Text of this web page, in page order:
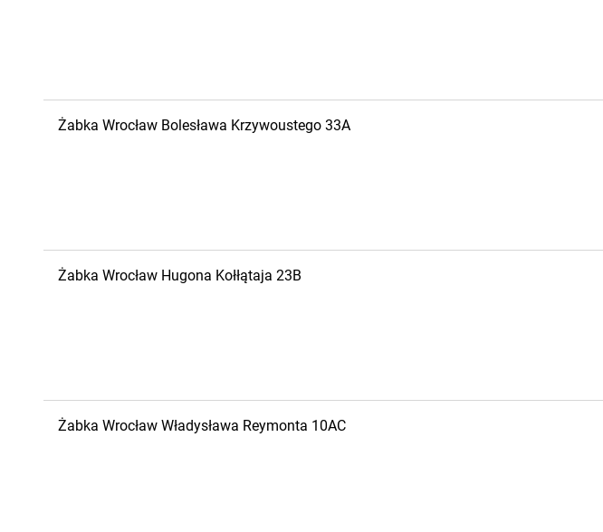
Żabka Wrocław Bolesława Krzywoustego 33A
Żabka Wrocław Hugona Kołłątaja 23B
Żabka Wrocław Władysława Reymonta 10AC